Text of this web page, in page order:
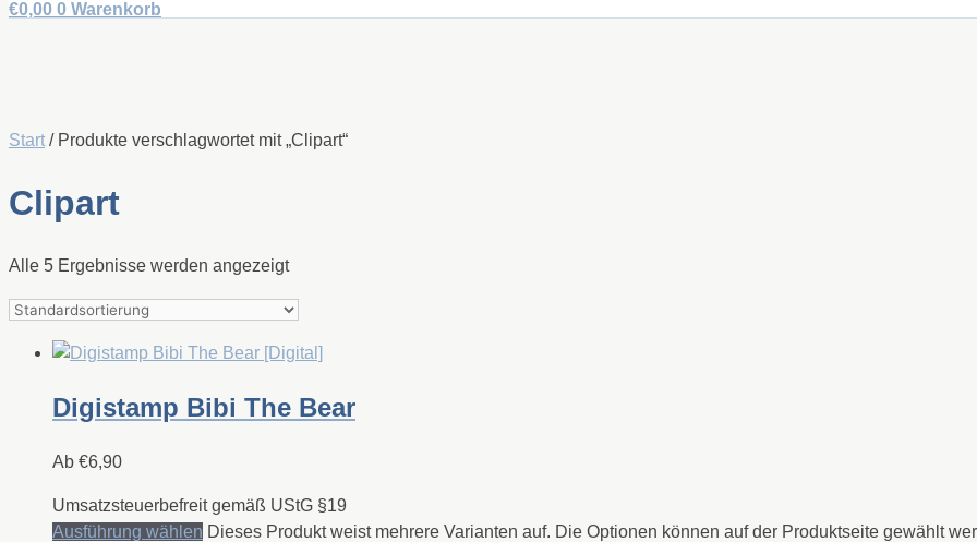
€0,00 0 Warenkorb
Start / Produkte verschlagwortet mit „Clipart“
Clipart
Alle 5 Ergebnisse werden angezeigt
Digistamp Bibi The Bear
Ab €6,90
Umsatzsteuerbefreit gemäß UStG §19
Ausführung wählen Dieses Produkt weist mehrere Varianten auf. Die Optionen können auf der Produktseite gewählt